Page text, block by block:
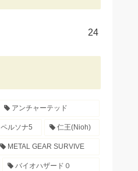
24
アンチャーテッド
ペルソナ5 仁王(Nioh)
METAL GEAR SURVIVE
バイオハザード０